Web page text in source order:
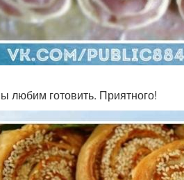
готовить. Приятного!